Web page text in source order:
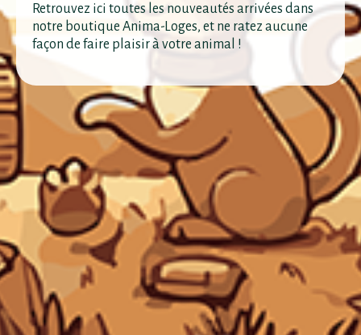
Retrouvez ici toutes les nouveautés arrivées dans
notre boutique Anima-Loges, et ne ratez aucune
façon de faire plaisir à votre animal !